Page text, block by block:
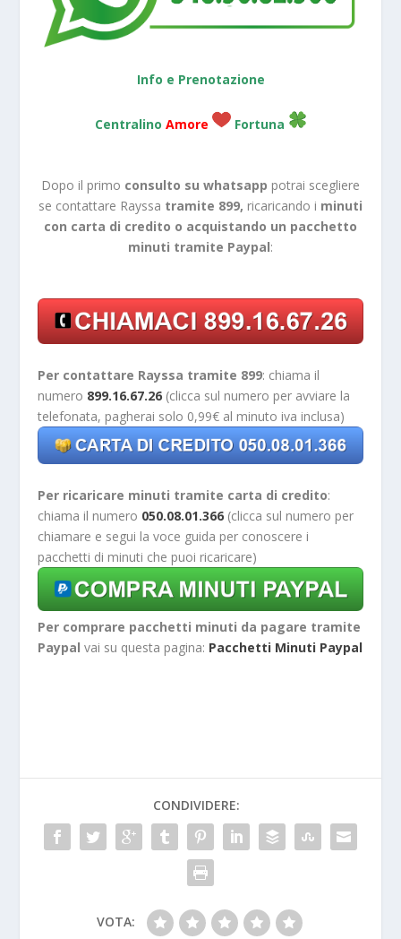
Info e Prenotazione
Centralino Amore Fortuna
Dopo il primo consulto su whatsapp potrai scegliere
se contattare Rayssa tramite 899, ricaricando i minuti
con carta di credito o acquistando un pacchetto
minuti tramite Paypal:
Per contattare Rayssa tramite 899: chiama il
numero 899.16.67.26 (clicca sul numero per avviare la
telefonata, pagherai solo 0,99€ al minuto iva inclusa)
Per ricaricare minuti tramite carta di credito:
chiama il numero 050.08.01.366 (clicca sul numero per
chiamare e segui la voce guida per conoscere i
pacchetti di minuti che puoi ricaricare)
Per comprare pacchetti minuti da pagare tramite
Paypal vai su questa pagina: Pacchetti Minuti Paypal
CONDIVIDERE:
VOTA: